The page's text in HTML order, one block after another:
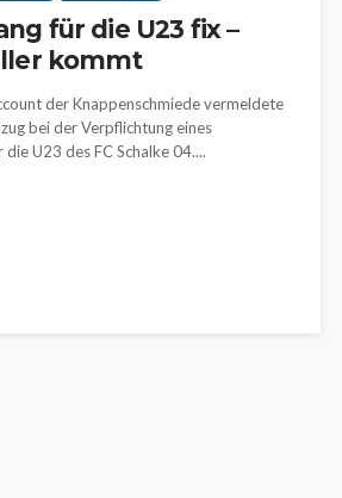
für die U23 fix –
kommt
der Knappenschmiede vermeldete
bei der Verpflichtung eines
die U23 des FC Schalke 04....